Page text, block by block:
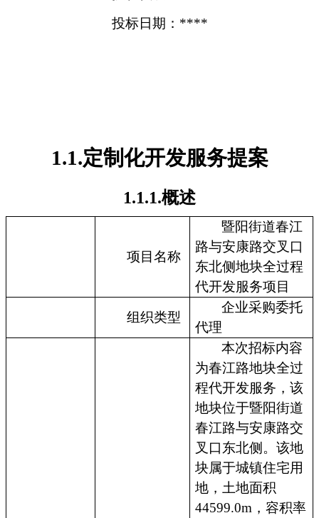
投标日期：****
1.1.定制化开发服务提案
1.1.1.概述
项目名称
暨阳街道春江
路与安康路交叉口
东北侧地块全过程
代开发服务项目
组织类型
企业采购委托
代理
本次招标内容
为春江路地块全过
程代开发服务，该
地块位于暨阳街道
春江路与安康路交
叉口东北侧。该地
块属于城镇住宅用
地，土地面积
44599.0m，容积率